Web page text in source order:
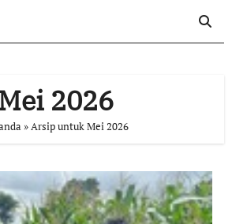
2026
»Arsip untuk Mei 2026